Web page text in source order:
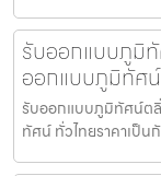
รับออกแบบภูมิ
ออกแบบภูมิทัศ
รับออกแบบภูมิทัศน์ต
ทัศน์ ทั่วไทยราคาเป็